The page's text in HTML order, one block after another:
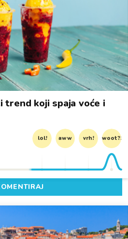
trend koji spaja voće i
lol! aww vrh! woot?!